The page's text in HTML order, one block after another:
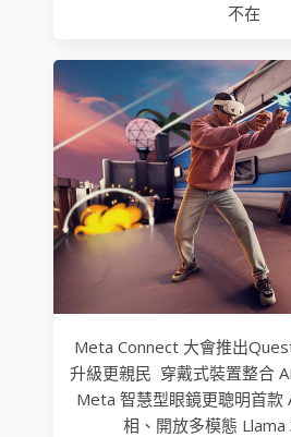
不在
Meta Connect 大會推出
升級更親民 穿戴式裝置整合
Meta 智慧型眼鏡更聰明首款
相、開放多模態 Llama